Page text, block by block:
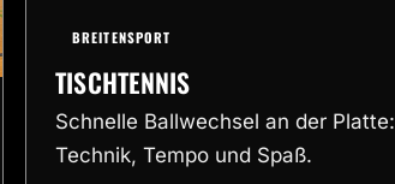
BREITENSPORT
TISCHTENNIS
Schnelle Ballwechsel an der Platte:
Technik, Tempo und Spaß.